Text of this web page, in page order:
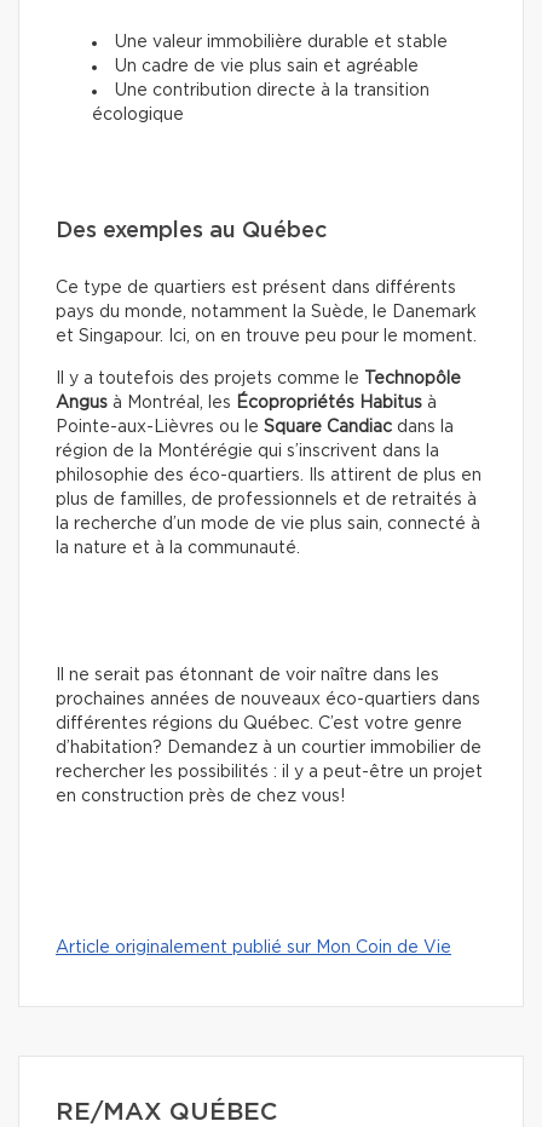
Une valeur immobilière durable et stable
Un cadre de vie plus sain et agréable
Une contribution directe à la transition
écologique
Des exemples au Québec
Ce type de quartiers est présent dans différents
pays du monde, notamment la Suède, le Danemark
et Singapour. Ici, on en trouve peu pour le moment.
Il y a toutefois des projets comme le
Technopôle
Angus à Montréal, les Écopropriétés Habitus à
Pointe-aux-Lièvres ou le Square Candiac dans la
région de la Montérégie qui s’inscrivent dans la
philosophie des éco-quartiers. Ils attirent de plus en
plus de familles, de professionnels et de retraités à
la recherche d’un mode de vie plus sain, connecté à
la nature et à la communauté.
Il ne serait pas étonnant de voir naître dans les
prochaines années de nouveaux éco-quartiers dans
différentes régions du Québec. C’est votre genre
d’habitation? Demandez à un courtier immobilier de
rechercher les possibilités : il y a peut-être un projet
en construction près de chez vous!
Article originalement publié sur Mon Coin de Vie
RE/MAX QUÉBEC